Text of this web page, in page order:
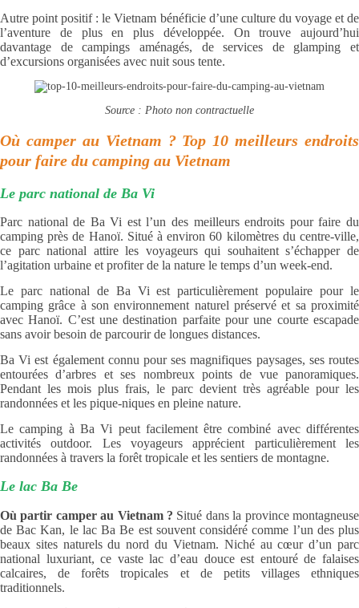
Autre point positif : le Vietnam bénéficie d’une culture du voyage et de
l’aventure de plus en plus développée. On trouve aujourd’hui
davantage de campings aménagés, de services de glamping et
d’excursions organisées avec nuit sous tente.
Source : Photo non contractuelle
Où camper au Vietnam ? Top 10 meilleurs endroits
pour faire du camping au Vietnam
Le parc national de Ba Vi
Parc national de Ba Vi est l’un des meilleurs endroits pour faire du
camping près de Hanoï. Situé à environ 60 kilomètres du centre-ville,
ce parc national attire les voyageurs qui souhaitent s’échapper de
l’agitation urbaine et profiter de la nature le temps d’un week-end.
Le parc national de Ba Vi est particulièrement populaire pour le
camping grâce à son environnement naturel préservé et sa proximité
avec Hanoï. C’est une destination parfaite pour une courte escapade
sans avoir besoin de parcourir de longues distances.
Ba Vi est également connu pour ses magnifiques paysages, ses routes
entourées d’arbres et ses nombreux points de vue panoramiques.
Pendant les mois plus frais, le parc devient très agréable pour les
randonnées et les pique-niques en pleine nature.
Le camping à Ba Vi peut facilement être combiné avec différentes
activités outdoor. Les voyageurs apprécient particulièrement les
randonnées à travers la forêt tropicale et les sentiers de montagne.
Le lac Ba Be
Où partir camper au Vietnam ? Situé dans la province montagneuse
de Bac Kan, le lac Ba Be est souvent considéré comme l’un des plus
beaux sites naturels du nord du Vietnam. Niché au cœur d’un parc
national luxuriant, ce vaste lac d’eau douce est entouré de falaises
calcaires, de forêts tropicales et de petits villages ethniques
traditionnels.